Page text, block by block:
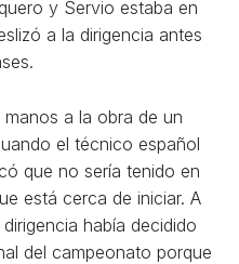
y Servio estaba en
a la dirigencia antes
a la obra de un
el técnico español
que no sería tenido en
está cerca de iniciar. A
había decidido
del campeonato porque